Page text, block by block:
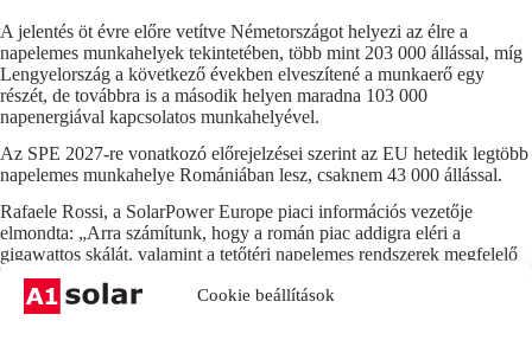
Cookie beállítások
A jelentés öt évre előre vetítve Németországot helyezi az élre a
napelemes munkahelyek tekintetében, több mint 203 000 állással, míg
Lengyelország a következő években elveszítené a munkaerő egy
részét, de továbbra is a második helyen maradna 103 000
napenergiával kapcsolatos munkahelyével.
Az SPE 2027-re vonatkozó előrejelzései szerint az EU hetedik legtöbb
napelemes munkahelye Romániában lesz, csaknem 43 000 állással.
Rafaele Rossi, a SolarPower Europe piaci információs vezetője
elmondta: „Arra számítunk, hogy a román piac addigra eléri a
gigawattos skálát, valamint a tetőtéri napelemes rendszerek megfelelő
hányadát és a munkaerőköltség elérhetőségét a többi hasonló méretű
uniós piachoz képest, és csatlakozni fog ehhez a csoporthoz [az első
hét foglalkoztatóhoz].”